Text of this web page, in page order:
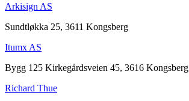
Arkisign AS
Sundtløkka 25, 3611 Kongsberg
Itumx AS
Bygg 125 Kirkegårdsveien 45, 3616 Kongsberg
Richard Thue